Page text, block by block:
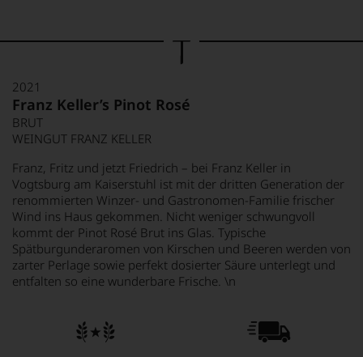
2021
Franz Keller’s Pinot Rosé
BRUT
WEINGUT FRANZ KELLER
Franz, Fritz und jetzt Friedrich – bei Franz Keller in
Vogtsburg am Kaiserstuhl ist mit der dritten Generation der
renommierten Winzer- und Gastronomen-Familie frischer
Wind ins Haus gekommen. Nicht weniger schwungvoll
kommt der Pinot Rosé Brut ins Glas. Typische
Spätburgunderaromen von Kirschen und Beeren werden von
zarter Perlage sowie perfekt dosierter Säure unterlegt und
entfalten so eine wunderbare Frische. \n